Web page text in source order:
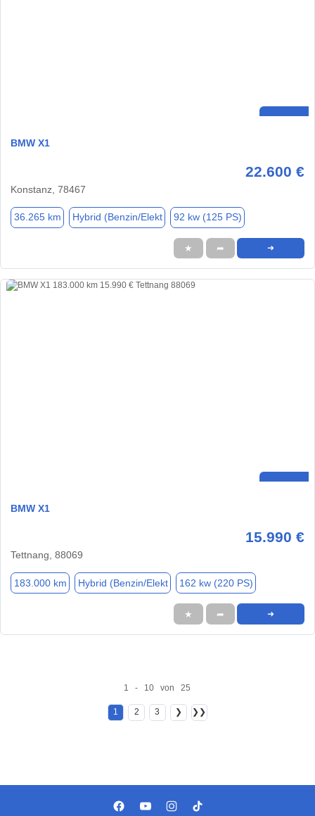
BMW X1
22.600 €
Konstanz, 78467
36.265 km Hybrid (Benzin/Elekt 92 kw (125 PS)
★ ➦ ➜
BMW X1
15.990 €
Tettnang, 88069
183.000 km Hybrid (Benzin/Elekt 162 kw (220 PS)
★ ➦ ➜
1 - 10 von 25
1 2 3 ❯ ❯❯